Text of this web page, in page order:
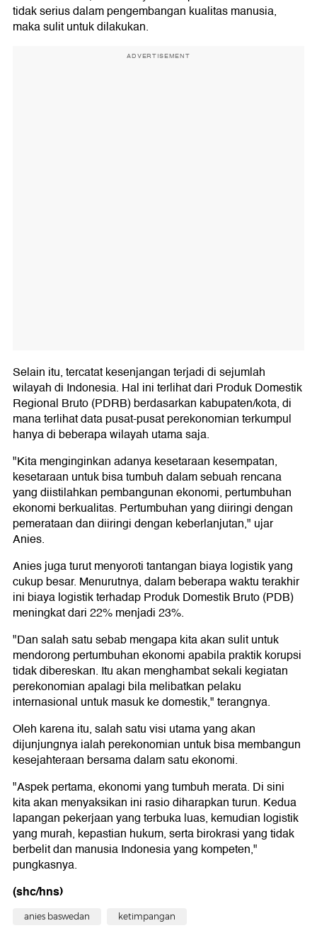
tidak serius dalam pengembangan kualitas manusia,
maka sulit untuk dilakukan.
ADVERTISEMENT
Selain itu, tercatat kesenjangan terjadi di sejumlah
wilayah di Indonesia. Hal ini terlihat dari Produk Domestik
Regional Bruto (PDRB) berdasarkan kabupaten/kota, di
mana terlihat data pusat-pusat perekonomian terkumpul
hanya di beberapa wilayah utama saja.
"Kita menginginkan adanya kesetaraan kesempatan,
kesetaraan untuk bisa tumbuh dalam sebuah rencana
yang diistilahkan pembangunan ekonomi, pertumbuhan
ekonomi berkualitas. Pertumbuhan yang diiringi dengan
pemerataan dan diiringi dengan keberlanjutan," ujar
Anies.
Anies juga turut menyoroti tantangan biaya logistik yang
cukup besar. Menurutnya, dalam beberapa waktu terakhir
ini biaya logistik terhadap Produk Domestik Bruto (PDB)
meningkat dari 22% menjadi 23%.
"Dan salah satu sebab mengapa kita akan sulit untuk
mendorong pertumbuhan ekonomi apabila praktik korupsi
tidak dibereskan. Itu akan menghambat sekali kegiatan
perekonomian apalagi bila melibatkan pelaku
internasional untuk masuk ke domestik," terangnya.
Oleh karena itu, salah satu visi utama yang akan
dijunjungnya ialah perekonomian untuk bisa membangun
kesejahteraan bersama dalam satu ekonomi.
"Aspek pertama, ekonomi yang tumbuh merata. Di sini
kita akan menyaksikan ini rasio diharapkan turun. Kedua
lapangan pekerjaan yang terbuka luas, kemudian logistik
yang murah, kepastian hukum, serta birokrasi yang tidak
berbelit dan manusia Indonesia yang kompeten,"
pungkasnya.
(shc/hns)
anies baswedan ketimpangan